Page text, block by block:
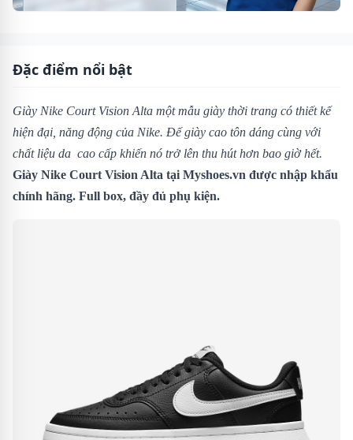
Đặc điểm nổi bật
Giày Nike Court Vision Alta một mẫu giày thời trang có thiết kế
hiện đại, năng động của Nike. Đế giày cao tôn dáng cùng với
chất liệu da cao cấp khiến nó trở lên thu hút hơn bao giờ hết.
Giày Nike Court Vision Alta tại Myshoes.vn được nhập khẩu
chính hãng. Full box, đầy đủ phụ kiện.